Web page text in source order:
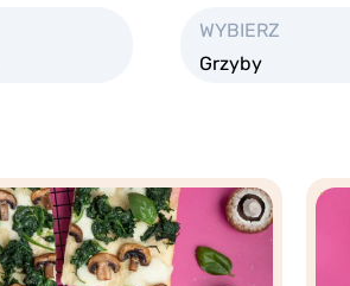
WYBIERZ
Grzyby